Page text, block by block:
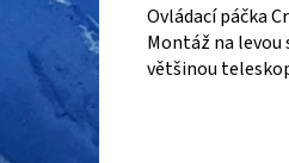
Ovládací páčka
Montáž na
většinou